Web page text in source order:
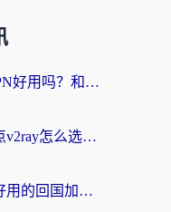
海外党必看：快帆TV版VPN好用吗？和快游VPN对比哪个回国效果更好？附实用避坑指南
海外党无忧指南：国内节点v2ray怎么选？一键回国VPN+多场景实测帮你避坑
海外党必看：如何选到最好用的回国加速器？从节点到售后的全维度指南